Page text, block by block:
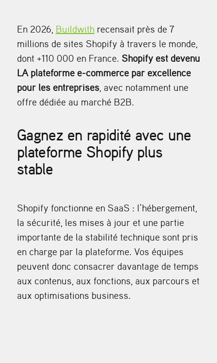
En 2026, Buildwith recensait près de 7
millions de sites Shopify à travers le monde,
dont +110 000 en France. Shopify est devenu
LA plateforme e-commerce par excellence
pour les entreprises , avec notamment une
offre dédiée au marché B2B.
Gagnez en rapidité avec une
plateforme Shopify plus
stable
Shopify fonctionne en SaaS : l’hébergement,
la sécurité, les mises à jour et une partie
importante de la stabilité technique sont pris
en charge par la plateforme. Vos équipes
peuvent donc consacrer davantage de temps
aux contenus, aux fonctions, aux parcours et
aux optimisations business.